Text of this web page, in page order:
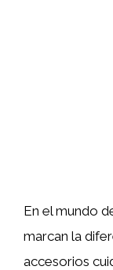
En el mundo
marcan la
accesorios